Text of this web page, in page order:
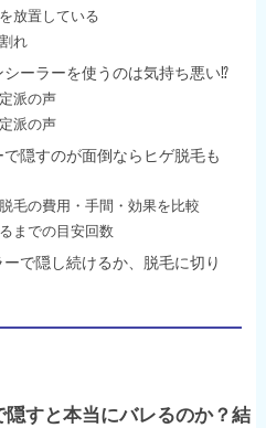
放置している
れ
シーラーを使うのは気持ち悪い⁉
派の声
派の声
隠すのが面倒ならヒゲ脱毛も
毛の費用・手間・効果を比較
までの目安回数
で隠し続けるか、脱毛に切り
すと本当にバレるのか？結